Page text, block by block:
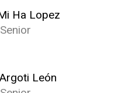
Ha Lopez
León